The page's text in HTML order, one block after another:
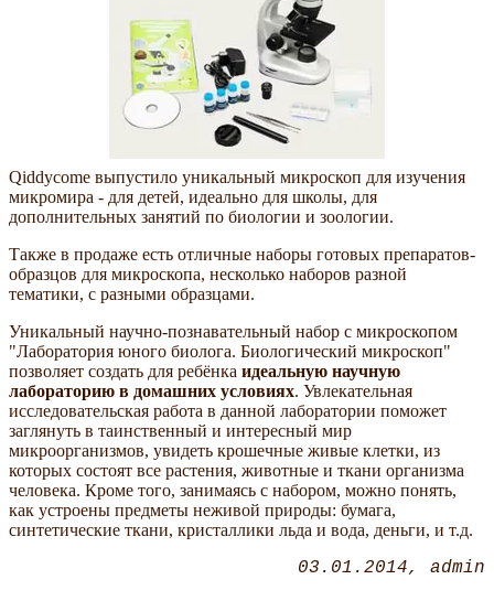
Qiddycome выпустило уникальный микроскоп для изучения
микромира - для детей, идеально для школы, для
дополнительных занятий по биологии и зоологии.
Также в продаже есть отличные наборы готовых препаратов-
образцов для микроскопа, несколько наборов разной
тематики, с разными образцами.
Уникальный научно-познавательный набор с микроскопом
"Лаборатория юного биолога. Биологический микроскоп"
позволяет создать для ребёнка идеальную научную
лабораторию в домашних условиях. Увлекательная
исследовательская работа в данной лаборатории поможет
заглянуть в таинственный и интересный мир
микроорганизмов, увидеть крошечные живые клетки, из
которых состоят все растения, животные и ткани организма
человека. Кроме того, занимаясь с набором, можно понять,
как устроены предметы неживой природы: бумага,
синтетические ткани, кристаллики льда и вода, деньги, и т.д.
03.01.2014 admin